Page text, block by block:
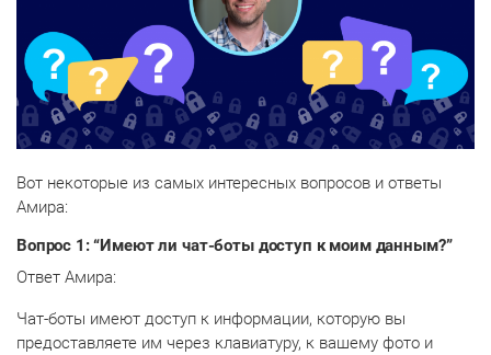
Вот некоторые из самых интересных вопросов и ответы
Амира:
Вопрос 1: “Имеют ли чат-боты доступ к моим данным?”
Ответ Амира:
Чат-боты имеют доступ к информации, которую вы
предоставляете им через клавиатуру, к вашему фото и